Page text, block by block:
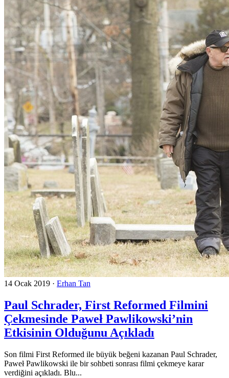
14 Ocak 2019 · Erhan Tan
Paul Schrader, First Reformed Filmini
Çekmesinde Paweł Pawlikowski’nin
Etkisinin Olduğunu Açıkladı
Son filmi First Reformed ile büyük beğeni kazanan Paul Schrader,
Paweł Pawlikowski ile bir sohbeti sonrası filmi çekmeye karar
verdiğini açıkladı. Blu...